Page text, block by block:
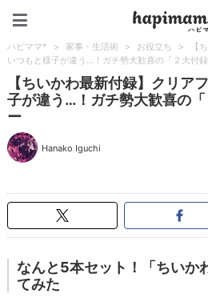
ハピママ* > 家事・生活術 > お役立ち >
【
いつもと様子が違う…！ガチ勢大歓喜の「２大付
【ちいかわ最新付録】クリア
子が違う…！ガチ勢大歓喜の
ー
Hanako Iguchi
なんと5本セット！「ちいか
てみた